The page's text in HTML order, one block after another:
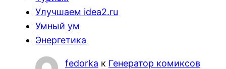
Улучшаем idea2.ru
Умный ум
Энергетика
fedorka к Генератор комиксов